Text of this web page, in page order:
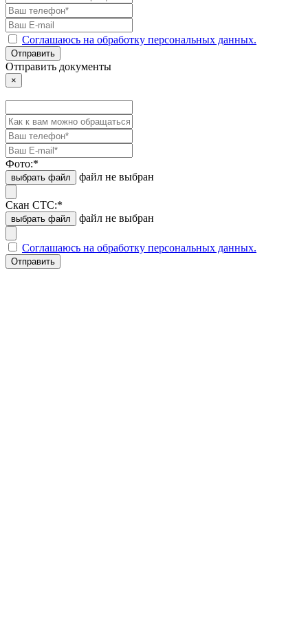
Соглашаюсь на обработку персональных данных.
Отправить
Отправить документы
×
Фото:*
выбрать файл файл не выбран
Скан СТС:*
выбрать файл файл не выбран
Соглашаюсь на обработку персональных данных.
Отправить